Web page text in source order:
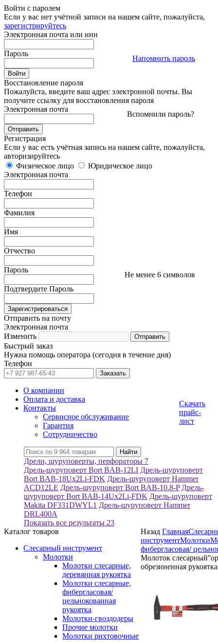
Войти с паролем
Если у вас нет учётной записи на нашем сайте, пожалуйста,
зарегистрируйтесь
Электронная почта или инн
Пароль
Напомнить пароль
Восстановление пароля
Пожалуйста, введите ваш адрес электронной почты. Вы
получите ссылку для восстановления пароля
Электронная почта
Вспомнили пароль?
Регистрация
Если у вас есть учётная запись на нашем сайте, пожалуйста,
авторизируйтесь
Физическое лицо
Юридическое лицо
Электронная почта
Телефон
Фамилия
Имя
Отчество
Пароль
Не менее 6 символов
Подтвердите Пароль
Отправить на почту
Электронная почта
Изменить
Быстрый заказ
Нужна помощь оператора (сегодня в течение дня)
Телефон
О компании
Оплата и доставка
Контакты
Сервисное обслуживание
Гарантия
Сотрудничество
Скачать
прайс-
лист
Дрели, шуруповерты, перфораторы 7
Дрель-шуруповерт Bort BAB-12LI Дрель-шуруповерт
Bort BAB-18Ux2Li-FDK Дрель-шуруповерт Hammer
ACD12LE Дрель-шуруповерт Bort BAB-10.8-P Дрель-
шуруповерт Bort BAB-14Ux2Li-FDK Дрель-шуруповерт
Makita DF331DWYL1 Дрель-шуруповерт Hammer
DRL400A
Показать все результаты 23
Каталог товаров
Слесарный инструмент
Молотки
Молотки слесарные,
деревянная рукоятка
Молотки слесарные,
фибергласовая/
цельнокованная
рукоятка
Молотки-гвоздодеры
Прочие молотки
Молотки рихтовочные
Назад Главная
инструментМолотки
фибергласовая/
Молоток
обрезиненная